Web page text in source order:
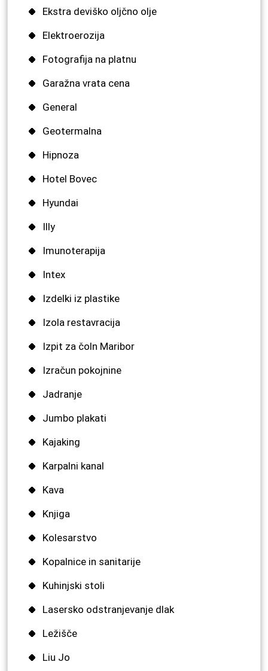
Ekstra deviško oljčno olje
Elektroerozija
Fotografija na platnu
Garažna vrata cena
General
Geotermalna
Hipnoza
Hotel Bovec
Hyundai
Illy
Imunoterapija
Intex
Izdelki iz plastike
Izola restavracija
Izpit za čoln Maribor
Izračun pokojnine
Jadranje
Jumbo plakati
Kajaking
Karpalni kanal
Kava
Knjiga
Kolesarstvo
Kopalnice in sanitarije
Kuhinjski stoli
Lasersko odstranjevanje dlak
Ležišče
Liu Jo